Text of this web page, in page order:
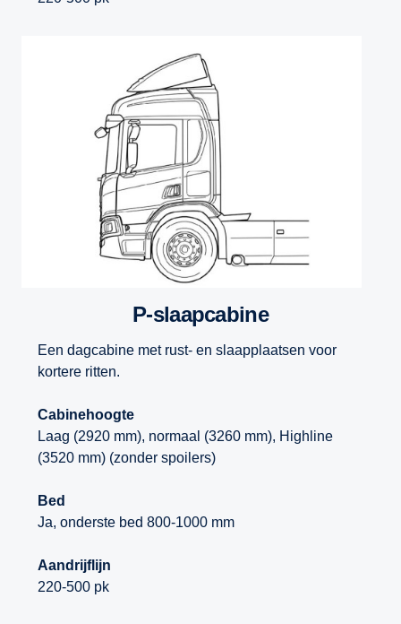
P-slaapcabine
Een dagcabine met rust- en slaapplaatsen voor
kortere ritten.
Cabinehoogte
Laag (2920 mm), normaal (3260 mm), Highline
(3520 mm) (zonder spoilers)
Bed
Ja, onderste bed 800-1000 mm
Aandrijflijn
220-500 pk